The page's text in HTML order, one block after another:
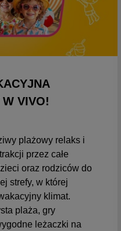
W VIVO!
plażowy relaks i
przez całe
oraz rodziców do
strefy, w której
klimat.
plaża, gry
leżaczki na